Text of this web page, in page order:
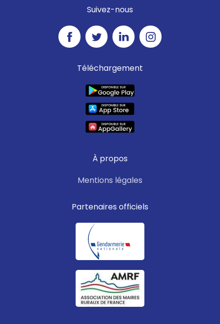
Suivez-nous
Téléchargement
À propos
Mentions légales
Partenaires officiels